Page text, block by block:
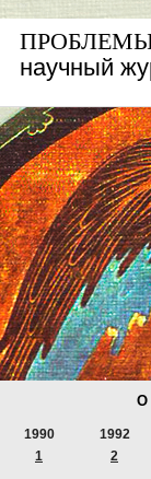
научный
О
1990
1
1992
2